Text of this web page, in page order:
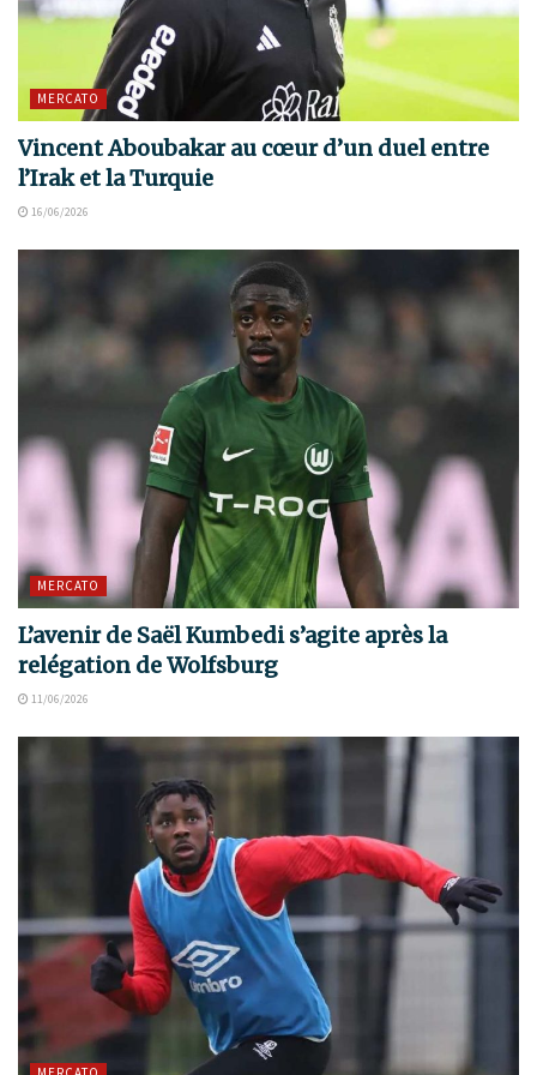
MERCATO
Vincent Aboubakar au cœur d’un duel entre
l’Irak et la Turquie
16/06/2026
MERCATO
L’avenir de Saël Kumbedi s’agite après la
relégation de Wolfsburg
11/06/2026